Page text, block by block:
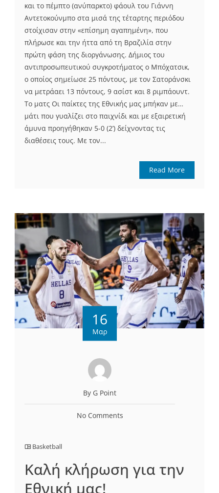
και το πέμπτο (ανύπαρκτο) φάουλ του Γιάννη
Αντετοκούνμπο στα μισά της τέταρτης περιόδου
στοίχισαν στην «επίσημη αγαπημένη», που
πλήρωσε και την ήττα από τη Βραζιλία στην
πρώτη φάση της διοργάνωσης. Δήμιος του
αντιπροσωπευτικού συγκροτήματος ο Μπόχατσικ,
ο οποίος σημείωσε 25 πόντους, με τον Σατοράνσκι
να μετράαει 13 πόντους, 9 ασίστ και 8 ριμπάουντ.
Το ματς Οι παίκτες της Εθνικής μας μπήκαν με…
μάτι που γυαλίζει στο παιχνίδι και με εξαιρετική
άμυνα προηγήθηκαν 5-0 (2’) δείχνοντας τις
διαθέσεις τους. Με τον...
Read More
16
Μαρ
By G Point
No Comments
Basketball
Καλή κλήρωση για την
Εθνική μας!